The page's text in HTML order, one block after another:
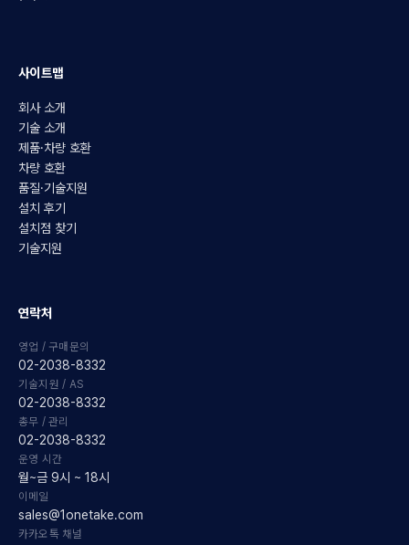
사이트맵
회사 소개
기술 소개
제품·차량 호환
차량 호환
품질·기술지원
설치 후기
설치점 찾기
기술지원
연락처
영업 / 구매문의
02-2038-8332
기술지원 / AS
02-2038-8332
총무 / 관리
02-2038-8332
운영 시간
월~금 9시 ~ 18시
이메일
sales@1onetake.com
카카오톡 채널